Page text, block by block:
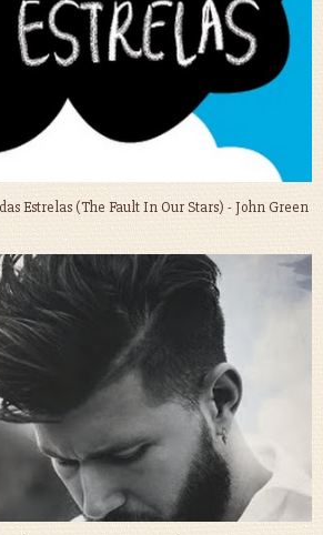
Estrelas (The Fault In Our Stars) - John Green